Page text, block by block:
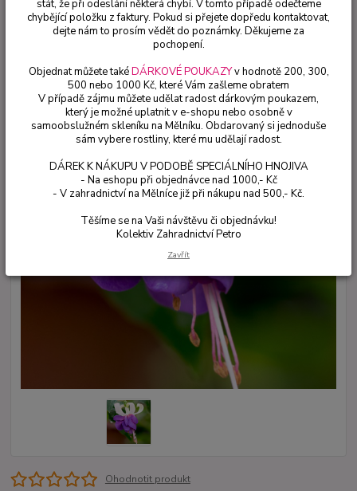
Fuchsie Jollies Trailing Florac -
cena na prodejně
Ohodnotit produkt
stát, že při odeslání některá chybí. V tomto případě odečteme
chybějící položku z faktury. Pokud si přejete dopředu kontaktovat,
dejte nám to prosím vědět do poznámky. Děkujeme za
pochopení.
Objednat můžete takéDÁRKOVÉ POUKAZYv hodnotě 200, 300,
500 nebo 1000 Kč, které Vám zašleme obratem
V případě zájmu můžete udělat radost dárkovým poukazem,
který je možné uplatnit v e-shopu nebo osobně v
samoobslužném skleníku na Mělníku. Obdarovaný si jednoduše
sám vybere rostliny, které mu udělají radost.
DÁREK K NÁKUPU V PODOBĚ SPECIÁLNÍHO HNOJIVA
- Na eshopu při objednávce nad 1000,- Kč
- V zahradnictví na Mělníce již při nákupu nad 500,- Kč.
Těšíme se na Vaši návštěvu či objednávku!
Kolektiv Zahradnictví Petro
Zavřít